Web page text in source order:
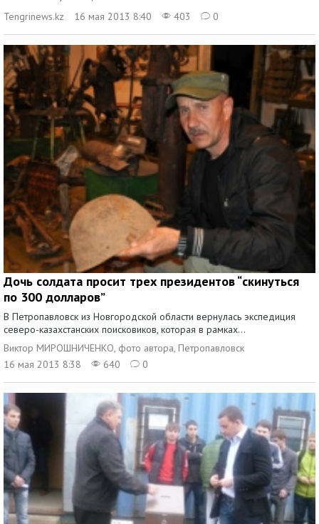
Tengrinews.kz
16 мая 2013 8:40 403 0
Дочь солдата просит трех президентов “скинуться
по 300 долларов”
В Петропавловск из Новгородской области вернулась экспедиция
северо-казахстанских поисковиков, которая в рамках...
Виктор МИРОШНИЧЕНКО, фото автора, Петропавловск
16 мая 2013 8:38
640 0